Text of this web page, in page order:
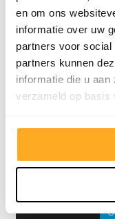
en om ons
informatie over uw
partners voor
partners kunnen
informatie die u
verzameld op basis
Offerte